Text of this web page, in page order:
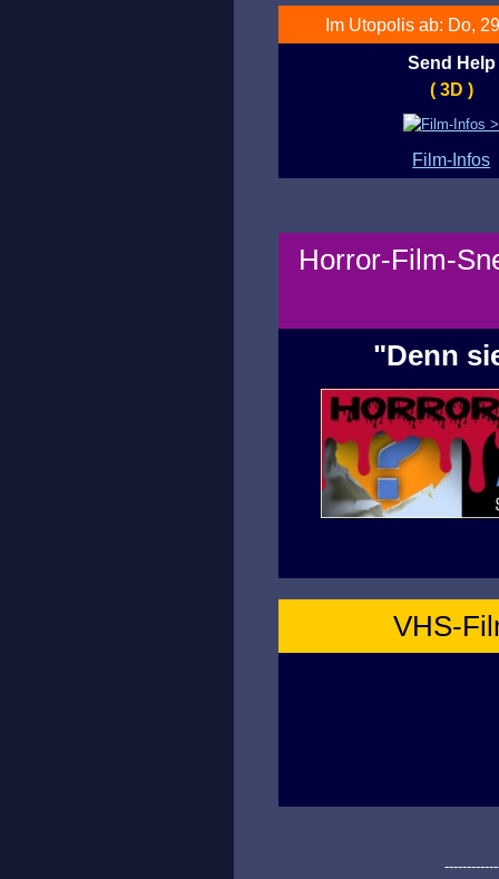
Im Utopolis ab: Do,
Send Help
( 3D )
Film-Infos
Horror-Film-
"Denn
VHS-